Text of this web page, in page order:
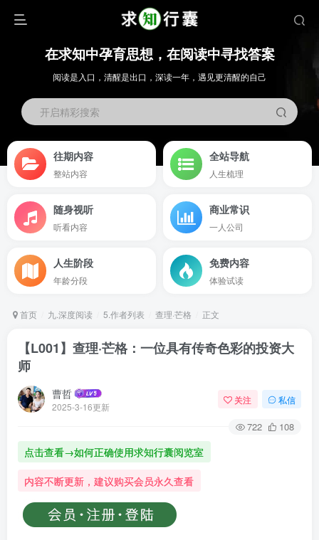
在求知中孕育思想，在阅读中寻找答案
阅读是入口，清醒是出口，深读一年，遇见更清醒的自己
开启精彩搜索
往期内容
整站内容
全站导航
人生梳理
随身视听
听看内容
商业常识
一人公司
人生阶段
年龄分段
免费内容
体验试读
首页 九.深度阅读 5.作者列表 查理·芒格 正文
【L001】查理·芒格：一位具有传奇色彩的投资大
师
曹哲
2025-3-16更新
关注 私信
722 108
点击查看→如何正确使用求知行囊阅览室
内容不断更新，建议购买会员永久查看